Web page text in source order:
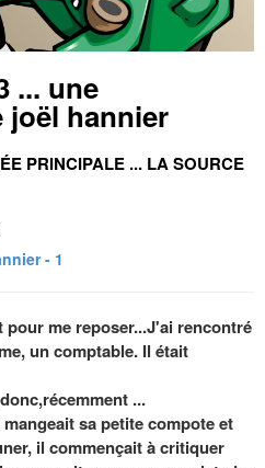
... une
joël hannier
PRINCIPALE ... LA SOURCE
- 1
me reposer...J'ai rencontré
un comptable. Il était
...
sa petite compote et
il commençait à critiquer